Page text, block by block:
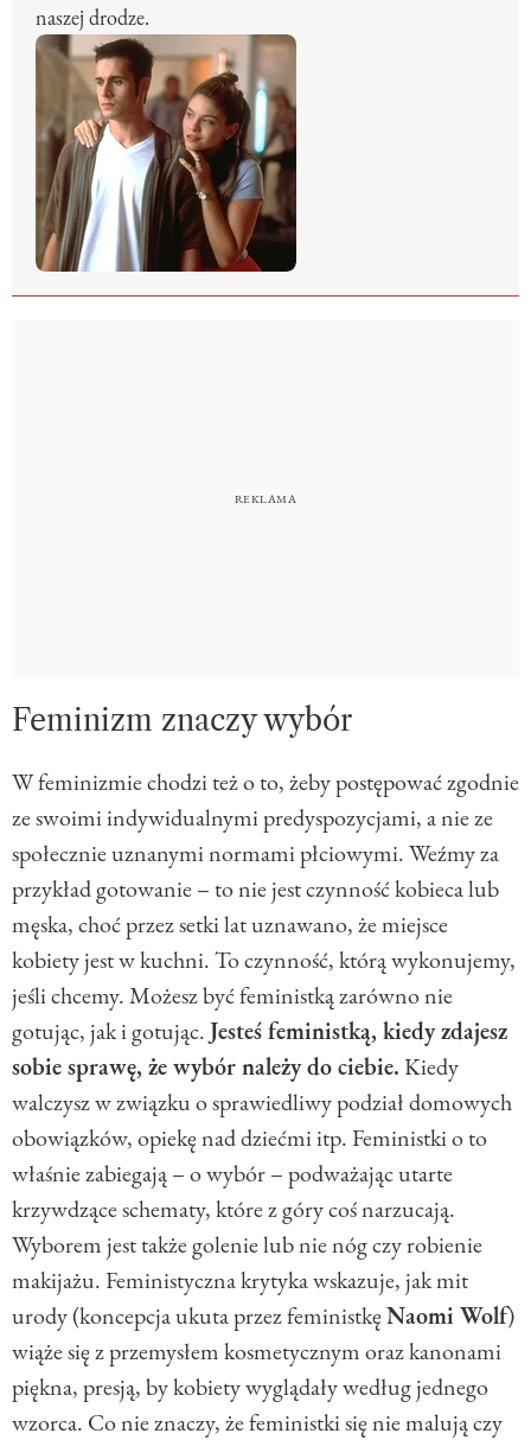
naszej drodze.
Feminizm znaczy wybór
W feminizmie chodzi też o to, żeby postępować zgodnie
ze swoimi indywidualnymi predyspozycjami, a nie ze
społecznie uznanymi normami płciowymi. Weźmy za
przykład gotowanie – to nie jest czynność kobieca lub
męska, choć przez setki lat uznawano, że miejsce
kobiety jest w kuchni. To czynność, którą wykonujemy,
jeśli chcemy. Możesz być feministką zarówno nie
gotując, jak i gotując.Jesteś feministką, kiedy zdajesz
sobie sprawę, że wybór należy do ciebie.Kiedy
walczysz w związku o sprawiedliwy podział domowych
obowiązków, opiekę nad dziećmi itp. Feministki o to
właśnie zabiegają – o wybór – podważając utarte
krzywdzące schematy, które z góry coś narzucają.
Wyborem jest także golenie lub nie nóg czy robienie
makijażu. Feministyczna krytyka wskazuje, jak mit
urody (koncepcja ukuta przez feministkęNaomi Wolf)
wiąże się z przemysłem kosmetycznym oraz kanonami
piękna, presją, by kobiety wyglądały według jednego
wzorca. Co nie znaczy, że feministki się nie malują czy